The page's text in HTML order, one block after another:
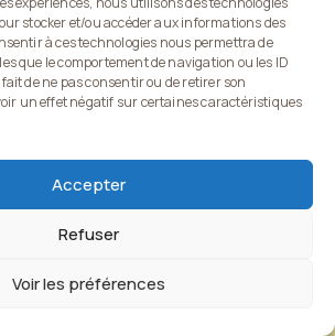
stocker et/ou accéder aux informations des
à ces technologies nous permettra de
que le comportement de navigation ou les ID
de ne pas consentir ou de retirer son
un effet négatif sur certaines caractéristiques
Accepter
Refuser
Voir les préférences
confidentialité
Générales de Vente (CGV)
du jeu concours
© 2025 Web-HD. Tous droits réservés.